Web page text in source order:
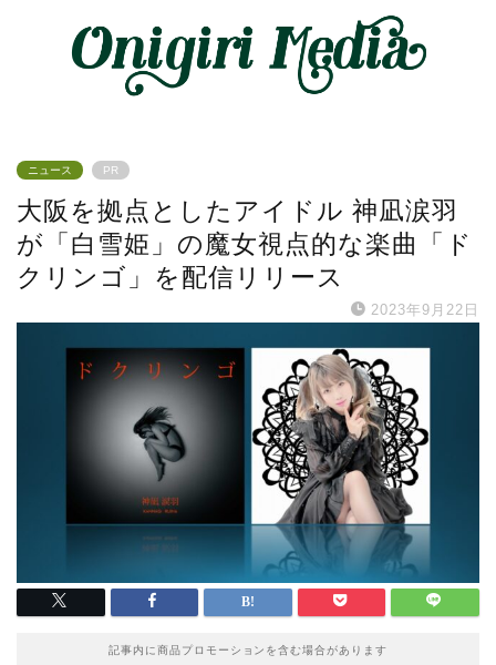
ニュース PR
大阪を拠点としたアイドル 神凪涙羽
が「白雪姫」の魔女視点的な楽曲「ド
クリンゴ」を配信リリース
2023年9月22日
記事内に商品プロモーションを含む場合があります